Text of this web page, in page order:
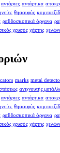
αντάρτες αντάρτικα
θησαυρός
ραβδοσκοπικά όργανα
χρυσός χάρτης
marks metal
ανιχνευτής
αντάρτες αντάρτικα
θησαυρός
ραβδοσκοπικά όργανα
χρυσός χάρτης